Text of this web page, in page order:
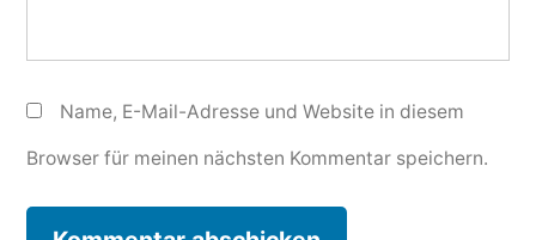
Name, E-Mail-Adresse und Website in diesem
Browser für meinen nächsten Kommentar speichern.